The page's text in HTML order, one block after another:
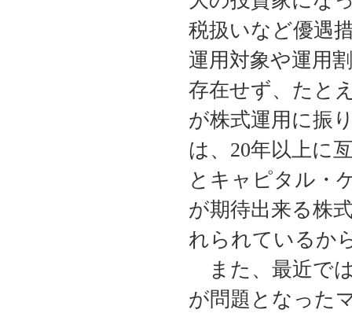
税扱いなど優遇
運用対象や運用
存在せず、たと
が株式運用に振
は、20年以上に
とキャピタル・
が期待出来る株
れられているか
また、最近で
が問題となった